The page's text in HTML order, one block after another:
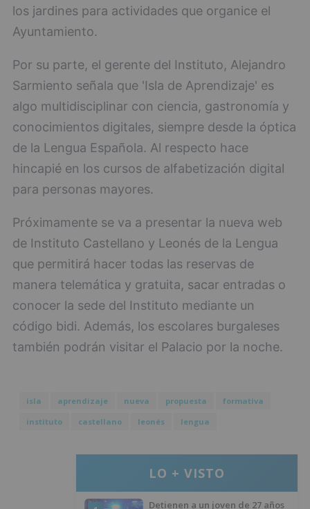
los jardines para actividades que organice el
Ayuntamiento.
Por su parte, el gerente del Instituto, Alejandro
Sarmiento señala que 'Isla de Aprendizaje' es
algo multidisciplinar con ciencia, gastronomía y
conocimientos digitales, siempre desde la óptica
de la Lengua Española. Al respecto hace
hincapié en los cursos de alfabetización digital
para personas mayores.
Próximamente se va a presentar la nueva web
de Instituto Castellano y Leonés de la Lengua
que permitirá hacer todas las reservas de
manera telemática y gratuita, sacar entradas o
conocer la sede del Instituto mediante un
código bidi. Además, los escolares burgaleses
también podrán visitar el Palacio por la noche.
isla aprendizaje nueva propuesta
formativa
instituto
castellano leonés lengua
LO + VISTO
Detienen a un joven de 27 años